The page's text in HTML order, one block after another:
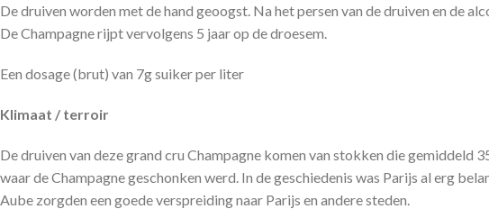
De druiven worden met de hand geoogst. Na het persen van de druiven en de
De Champagne rijpt vervolgens 5 jaar op de droesem.
Een dosage (brut) van 7g suiker per liter
Klimaat / terroir
De druiven van deze grand cru Champagne komen van stokken die gemiddeld
waar de Champagne geschonken werd. In de geschiedenis was Parijs al erg
Aube zorgden een goede verspreiding naar Parijs en andere steden.